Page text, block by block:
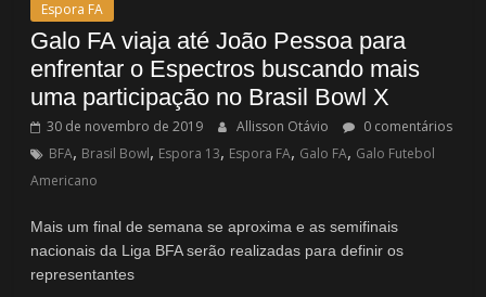
Espora FA
Galo FA viaja até João Pessoa para
enfrentar o Espectros buscando mais
uma participação no Brasil Bowl X
30 de novembro de 2019 Allisson Otávio
0 comentários
BFA, Brasil Bowl, Espora 13, Espora FA, Galo FA, Galo Futebol
Americano
Mais um final de semana se aproxima e as semifinais
nacionais da Liga BFA serão realizadas para definir os
representantes